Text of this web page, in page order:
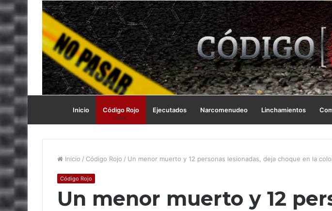
Inicio Código Rojo Ejecutados Narcomenudeo Linchamientos
Inicio / Código Rojo / Un menor muerto y 12 personas lesionadas, deja choque en la
Código Rojo
Un menor muerto y 12